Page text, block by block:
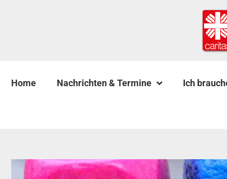
Home Nachrichten & Termine Ich